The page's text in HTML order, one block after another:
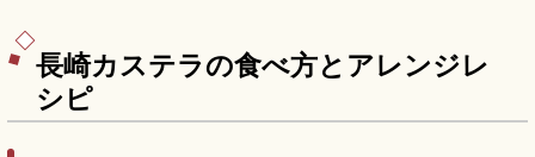
長崎カステラの食べ方とアレンジレ
シピ